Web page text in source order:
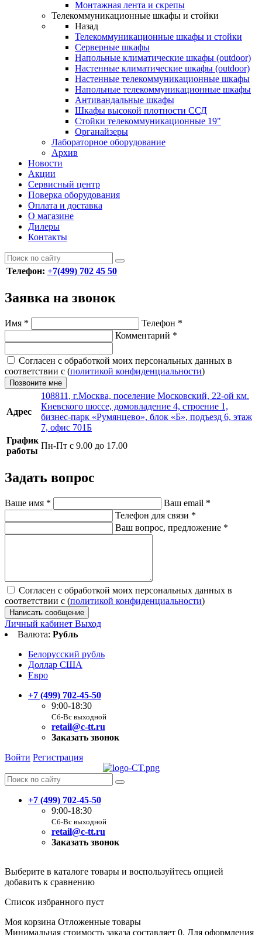
Монтажная лента и скрепы
Телекоммуникационные шкафы и стойки
Назад
Телекоммуникационные шкафы и стойки
Серверные шкафы
Напольные климатические шкафы (outdoor)
Настенные климатические шкафы (outdoor)
Настенные телекоммуникационные шкафы
Напольные телекоммуникационные шкафы
Антивандальные шкафы
Шкафы высокой плотности ССД
Стойки телекоммуникационные 19"
Органайзеры
Лабораторное оборудование
Архив
Новости
Акции
Сервисный центр
Поверка оборудования
Оплата и доставка
О магазине
Дилеры
Контакты
Телефон: +7(499) 702 45 50
Заявка на звонок
Имя * Телефон *
Комментарий *
Согласен с обработкой моих персональных данных в
соответствии с (политикой конфиденциальности)
Позвоните мне
Адрес
108811, г.Москва, поселение Московский, 22-ой км.
Киевского шоссе, домовладение 4, строение 1,
бизнес-парк «Румянцево», блок «Б», подъезд 6, этаж
7, офис 701Б
График
работы
Пн-Пт с 9.00 до 17.00
Задать вопрос
Ваше имя * Ваш email *
Телефон для связи *
Ваш вопрос, предложение *
Согласен с обработкой моих персональных данных в
соответствии с (политикой конфиденциальности)
Написать сообщение
Личный кабинет Выход
Валюта: Рубль
Белорусский рубль
Доллар США
Евро
+7 (499) 702-45-50
9:00-18:30
Сб-Вс выходной
retail@c-tt.ru
Заказать звонок
Войти Регистрация
+7 (499) 702-45-50
9:00-18:30
Сб-Вс выходной
retail@c-tt.ru
Заказать звонок
Выберите в каталоге товары и воспользуйтесь опцией
добавить к сравнению
Список избранного пуст
Моя корзина Отложенные товары
Минимальная стоимость заказа составляет 0. Для оформления